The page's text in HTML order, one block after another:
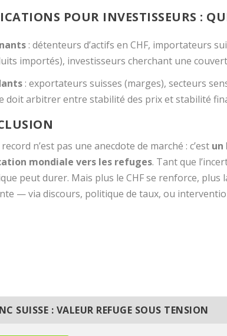
POUR INVESTISSEURS :
: détenteurs d’actifs en CHF, importateurs
importés), investisseurs cherchant une
: exportateurs suisses (marges), secteurs
doit arbitrer entre stabilité des prix et stabilité
record n’est pas une anecdote de marché : c’est un
mondiale vers les refuges. Tant que
peut durer. Mais plus le CHF se renforce, plus
— via discours, politique de taux, ou
SUISSE : VALEUR REFUGE SOUS TENSION